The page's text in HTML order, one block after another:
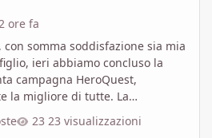
ore fa
con somma soddisfazione sia mia
ieri abbiamo concluso la
campagna HeroQuest,
la migliore di tutte. La
della difficoltà nel corso delle 10
I labirinti (se così si
23 visualizzazioni